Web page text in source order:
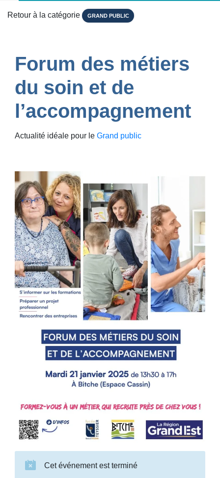
Retour à la catégorie GRAND PUBLIC
Forum des métiers
du soin et de
l’accompagnement
Actualité idéale pour le Grand public
Cet événement est terminé